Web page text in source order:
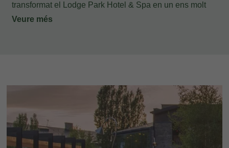
transformat el Lodge Park Hotel & Spa en un ens molt
més sostenible, eficient i segur per a la preservació del
canviat el nostre sistema de filtració de les aigües del
Lodge Park SPA, perquè no només gaudeixis d'unes
aigües netes i lliures de tot tipus de gèrmens, sinó que
puguis beneficiar-te de les propietats de les sals que
Veure més